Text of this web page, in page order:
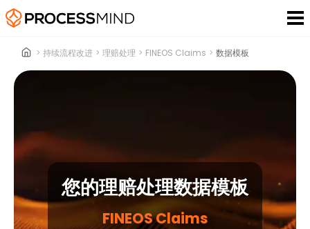
> 持续流程改进 > 理赔处理 > FINEOS Claims > 数据模板
您的理赔处理数据模板
FINEOS Claims